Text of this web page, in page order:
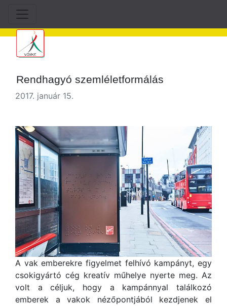
Rendhagyó szemléletformálás
2017. január 15.
A vak emberekre figyelmet felhívó kampányt, egy
csokigyártó cég kreatív műhelye nyerte meg. Az
volt a céljuk, hogy a kampánnyal találkozó
emberek a vakok nézőpontjából kezdjenek el